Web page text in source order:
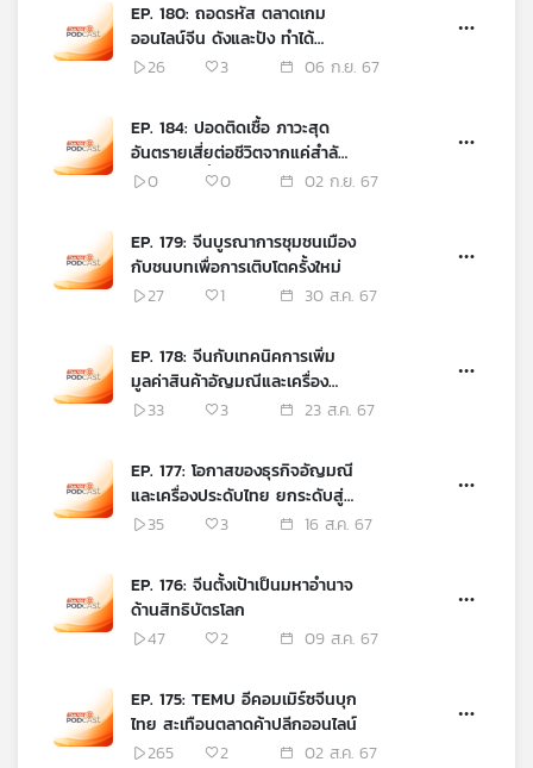
EP. 180: ถอดรหัส ตลาดเกม
ออนไลน์จีน ดังและปัง ทำได้
อย่างไร
26 3 06 ก.ย. 67
EP. 184: ปอดติดเชื้อ ภาวะสุด
อันตรายเสี่ยต่อชีวิตจากแค่สำลัก
อาหารหรือน้ำ
0 0 02 ก.ย. 67
EP. 179: จีนบูรณาการชุมชนเมือง
กับชนบทเพื่อการเติบโตครั้งใหม่
27
1 30 ส.ค. 67
EP. 178: จีนกับเทคนิคการเพิ่ม
มูลค่าสินค้าอัญมณีและเครื่อง
ประดับโดยใช้ความเชื่อและศรัทธา
33 3 23 ส.ค. 67
EP. 177: โอกาสของธุรกิจอัญมณี
และเครื่องประดับไทย ยกระดับสู่
โลกผ่านตลาดจีน
35 3 16 ส.ค. 67
EP. 176: จีนตั้งเป้าเป็นมหาอำนาจ
ด้านสิทธิบัตรโลก
47
2 09 ส.ค. 67
EP. 175: TEMU อีคอมเมิร์ซจีนบุก
ไทย สะเทือนตลาดค้าปลีกออนไลน์
265
2 02 ส.ค. 67